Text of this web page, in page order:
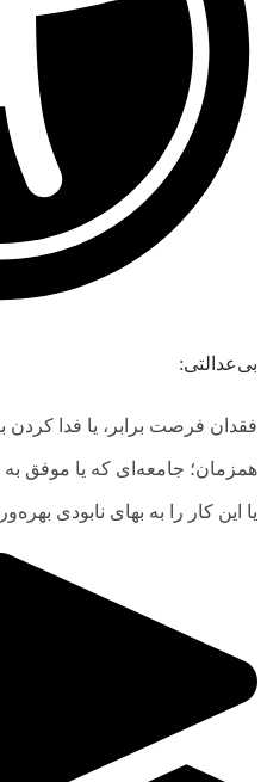
بی‌عدالتی:
فقدان فرصت برابر، یا فدا کردن
همزمان؛ جامعه‌ای که یا
یا این کار را به بهای نابودی